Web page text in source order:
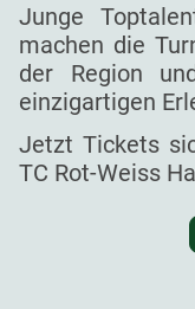
Junge
machen die
der Region
einzigartigen
Jetzt Tickets
TC Rot-Weiss